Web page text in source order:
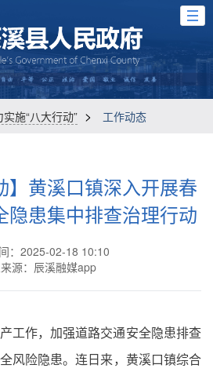
实施“八大行动” > 工作动态
】黄溪口镇深入开展春
隐患集中排查治理行动
：2025-02-18 10:10
源：辰溪融媒app
工作，加强道路交通安全隐患排查
风险隐患。连日来，黄溪口镇综合